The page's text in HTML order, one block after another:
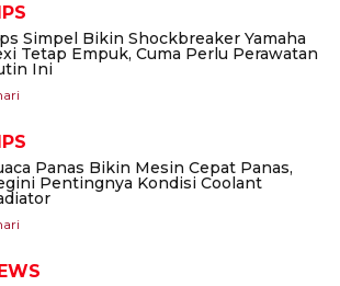
Simpel Bikin Shockbreaker Yamaha
Tetap Empuk, Cuma Perlu Perawatan
Ini
Panas Bikin Mesin Cepat Panas,
Pentingnya Kondisi Coolant